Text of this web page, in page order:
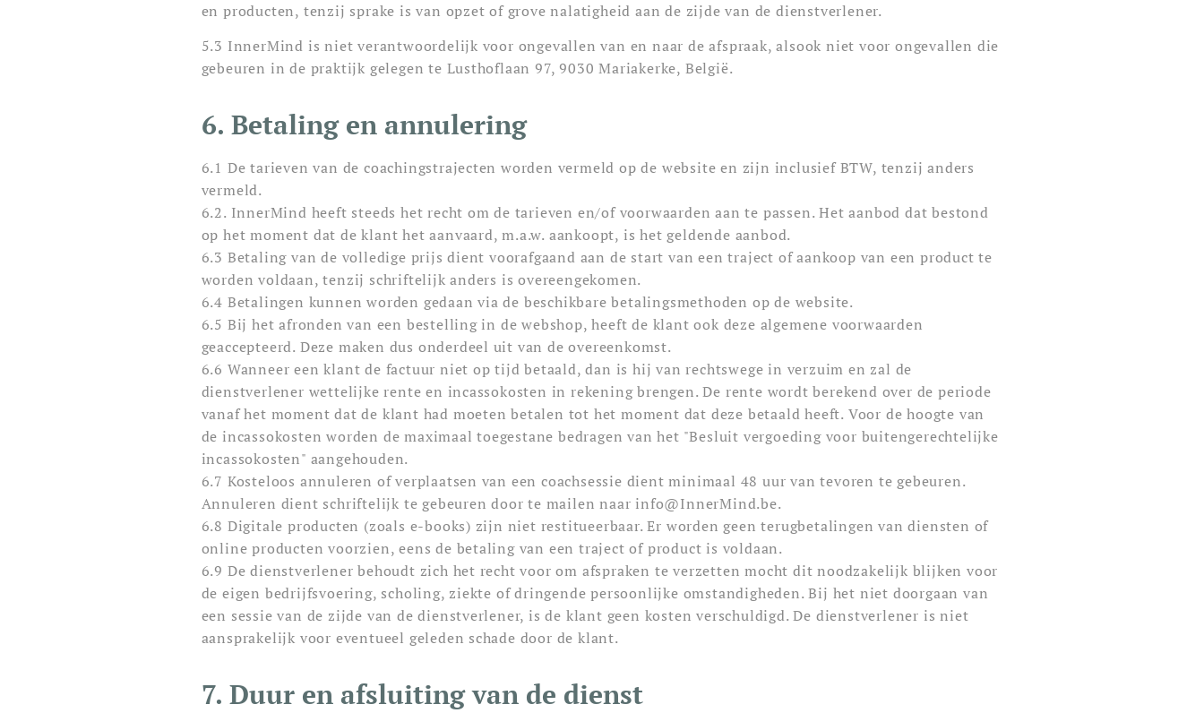
en producten, tenzij sprake is van opzet of grove nalatigheid aan de zijde van de dienstverlener.
5.3 InnerMind is niet verantwoordelijk voor ongevallen van en naar de afspraak, alsook niet voor ongevallen die
gebeuren in de praktijk gelegen te Lusthoflaan 97, 9030 Mariakerke, België.
6. Betaling en annulering
6.1 De tarieven van de coachingstrajecten worden vermeld op de website en zijn inclusief BTW, tenzij anders
vermeld.
6.2. InnerMind heeft steeds het recht om de tarieven en/of voorwaarden aan te passen. Het aanbod dat bestond
op het moment dat de klant het aanvaard, m.a.w. aankoopt, is het geldende aanbod.
6.3 Betaling van de volledige prijs dient voorafgaand aan de start van een traject of aankoop van een product te
worden voldaan, tenzij schriftelijk anders is overeengekomen.
6.4 Betalingen kunnen worden gedaan via de beschikbare betalingsmethoden op de website.
6.5 Bij het afronden van een bestelling in de webshop, heeft de klant ook deze algemene voorwaarden
geaccepteerd. Deze maken dus onderdeel uit van de overeenkomst.
6.6 Wanneer een klant de factuur niet op tijd betaald, dan is hij van rechtswege in verzuim en zal de
dienstverlener wettelijke rente en incassokosten in rekening brengen. De rente wordt berekend over de periode
vanaf het moment dat de klant had moeten betalen tot het moment dat deze betaald heeft. Voor de hoogte van
de incassokosten worden de maximaal toegestane bedragen van het "Besluit vergoeding voor buitengerechtelijke
incassokosten" aangehouden.
6.7 Kosteloos annuleren of verplaatsen van een coachsessie dient minimaal 48 uur van tevoren te gebeuren.
Annuleren dient schriftelijk te gebeuren door te mailen naar info@InnerMind.be.
6.8 Digitale producten (zoals e-books) zijn niet restitueerbaar. Er worden geen terugbetalingen van diensten of
online producten voorzien, eens de betaling van een traject of product is voldaan.
6.9 De dienstverlener behoudt zich het recht voor om afspraken te verzetten mocht dit noodzakelijk blijken voor
de eigen bedrijfsvoering, scholing, ziekte of dringende persoonlijke omstandigheden. Bij het niet doorgaan van
een sessie van de zijde van de dienstverlener, is de klant geen kosten verschuldigd. De dienstverlener is niet
aansprakelijk voor eventueel geleden schade door de klant.
7. Duur en afsluiting van de dienst